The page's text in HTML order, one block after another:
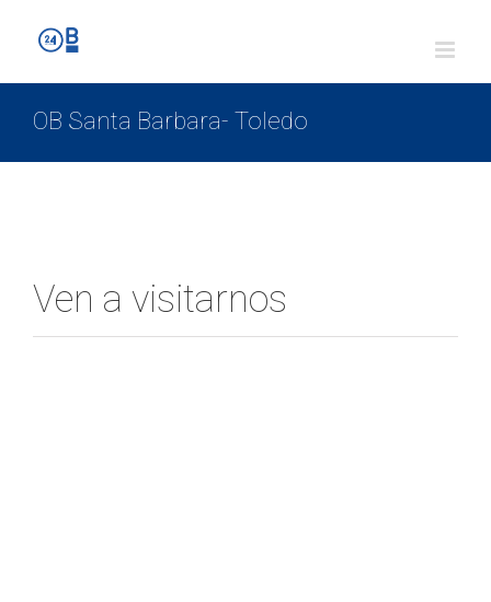
OB Santa Barbara- Toledo
Ven a visitarnos